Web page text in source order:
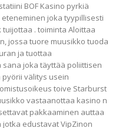
BOF Kasino pyrkiä
joka tyypillisesti
. toiminta Aloittaa
jossa tuore muusikko tuoda
ja tuottaa
joka täyttää poliittisen
välitys usein
toive Starburst
vastaanottaa kasino n
pakkaaminen auttaa
edustavat VipZinon